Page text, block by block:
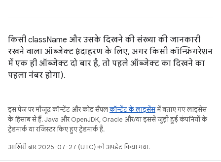
किसी className और उसके दिखने की संख्या की जानकारी
रखने वाला ऑब्जेक्ट (उदाहरण के लिए, अगर किसी कॉन्फ़िगरेशन
में एक ही ऑब्जेक्ट दो बार है, तो पहले ऑब्जेक्ट का दिखने का
पहला नंबर होगा).
इस पेज पर मौजूद कॉन्टेंट और कोड सैंपलकॉन्टेंट के लाइसेंसमें बताए गए लाइसेंस
के हिसाब से हैं. Java और OpenJDK, Oracle और/या इससे जुड़ी हुई कंपनियों के
ट्रेडमार्क या रजिस्टर किए हुए ट्रेडमार्क हैं.
आखिरी बार 2025-07-27 (UTC) को अपडेट किया गया.